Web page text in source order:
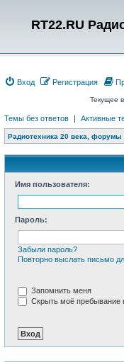
RT22.RU
Вход Регистрация
Текущее
Темы без ответов | Активные
Радиотехника 20 века, форумы
Имя пользователя:
Пароль:
Забыли пароль?
Повторно выслать письмо
Запомнить меня
Скрыть моё пребывание